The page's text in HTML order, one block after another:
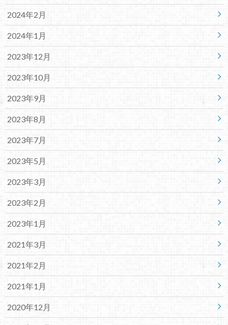
2024年2月
2024年1月
2023年12月
2023年10月
2023年9月
2023年8月
2023年7月
2023年5月
2023年3月
2023年2月
2023年1月
2021年3月
2021年2月
2021年1月
2020年12月